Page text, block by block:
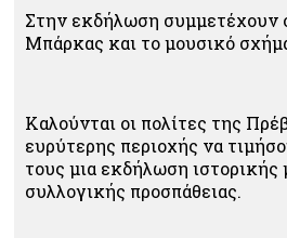
Στην εκδήλωση συμμετέχουν
Μπάρκας και το μουσικό
Καλούνται οι πολίτες της
ευρύτερης περιοχής να
τους μια εκδήλωση ιστορικής
συλλογικής προσπάθειας.